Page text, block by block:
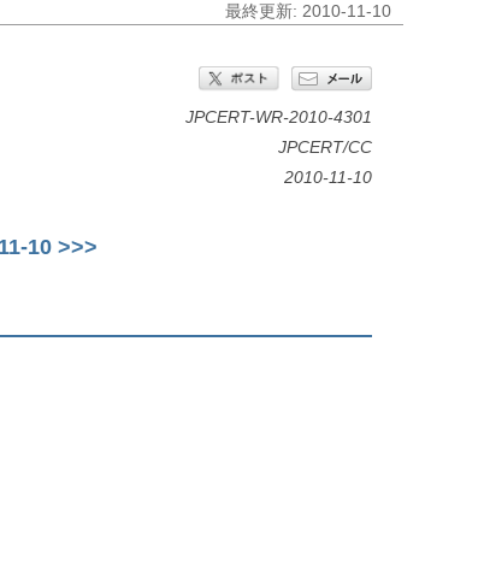
最終更新: 2010-11-10
JPCERT-WR-2010-4301
JPCERT/CC
2010-11-10
10 >>>